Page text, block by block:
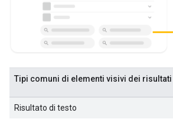
Tipi comuni di elementi visivi dei
Risultato di testo